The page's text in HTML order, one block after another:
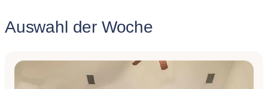
Auswahl der Woche